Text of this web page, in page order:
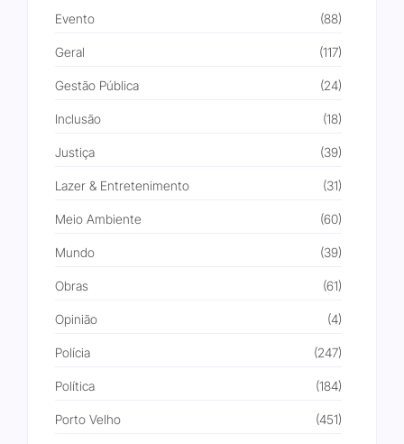
Evento (88)
Geral (117)
Gestão Pública (24)
Inclusão (18)
Justiça (39)
Lazer & Entretenimento (31)
Meio Ambiente (60)
Mundo (39)
Obras (61)
Opinião (4)
Polícia (247)
Política (184)
Porto Velho (451)